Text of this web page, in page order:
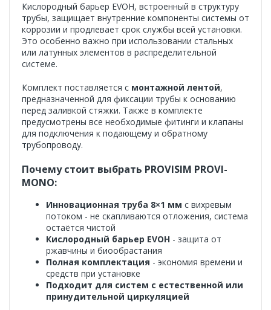
Кислородный барьер EVOH, встроенный в структуру
трубы, защищает внутренние компоненты системы от
коррозии и продлевает срок службы всей установки.
Это особенно важно при использовании стальных
или латунных элементов в распределительной
системе.
Комплект поставляется с монтажной лентой,
предназначенной для фиксации трубы к основанию
перед заливкой стяжки. Также в комплекте
предусмотрены все необходимые фитинги и клапаны
для подключения к подающему и обратному
трубопроводу.
Почему стоит выбрать PROVISIM PROVI-
MONO:
Инновационная труба 8×1 мм с вихревым
потоком - не скапливаются отложения, система
остаётся чистой
Кислородный барьер EVOH - защита от
ржавчины и биообрастания
Полная комплектация - экономия времени и
средств при установке
Подходит для систем с естественной или
принудительной циркуляцией